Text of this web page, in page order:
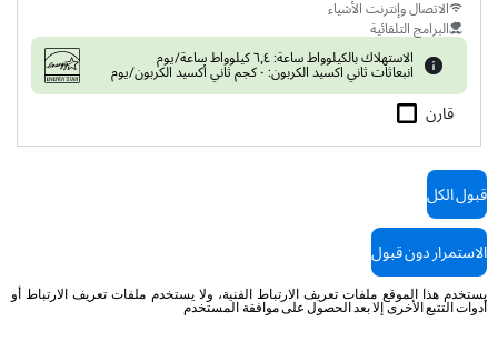
الاتصال وإنترنت الأشياء
البرامج التلقائية
الاستهلاك بالكيلوواط ساعة: ٦٫٤ كيلوواط ساعة/يوم
انبعاثات ثاني اكسيد الكربون: ٠ كجم ثاني أكسيد الكربون/يوم
قارن
حمل حراري مع رطوبة
TOUCH
COUNTERTOP
3 460x330 الصواني
كهربائي
مضخة مدمجة لتوليد الرطوبة
يستخدم هذا الموقع ملفات تعريف الارتباط الفنية، ولا يستخدم ملفات تعريف الارتباط أو
أدوات التتبع الأخرى إلا بعد الحصول على موافقة المستخدم
قبول الكل
الاستمرار دون قبول